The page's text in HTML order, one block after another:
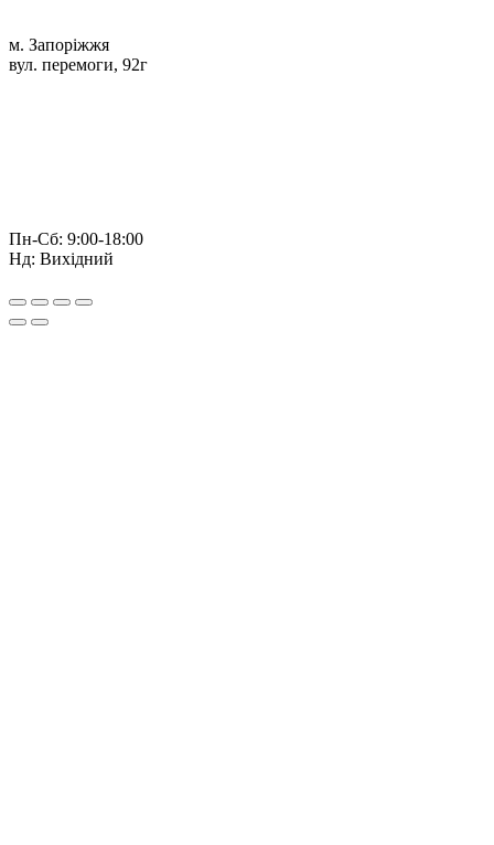
м. Запоріжжя
вул. перемоги, 92г
Пн-Сб: 9:00-18:00
Нд: Вихідний